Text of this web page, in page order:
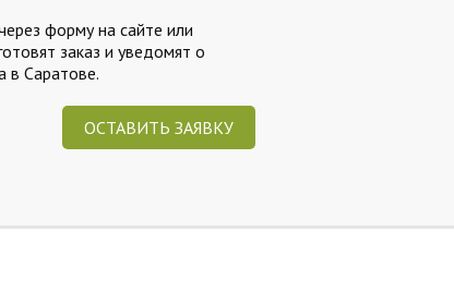
форму на сайте или
заказ и уведомят о
в Саратове.
ОСТАВИТЬ ЗАЯВКУ